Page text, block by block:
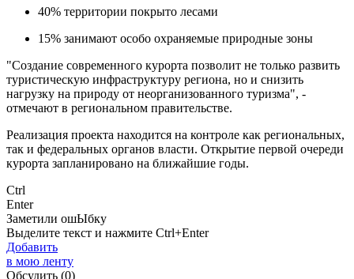
40% территории покрыто лесами
15% занимают особо охраняемые природные зоны
"Создание современного курорта позволит не только развить
туристическую инфраструктуру региона, но и снизить
нагрузку на природу от неорганизованного туризма", -
отмечают в региональном правительстве.
Реализация проекта находится на контроле как региональных,
так и федеральных органов власти. Открытие первой очереди
курорта запланировано на ближайшие годы.
Ctrl
Enter
Заметили ошЫбку
Выделите текст и нажмите Ctrl+Enter
Добавить
в мою ленту
Обсудить (0)